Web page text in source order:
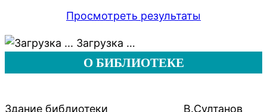
Просмотреть результаты
Загрузка …
О БИБЛИОТЕКЕ
Здание библиотеки В.Султанов